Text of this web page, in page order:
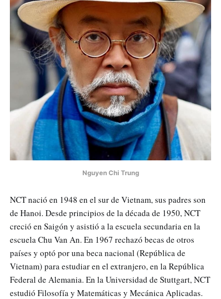
Nguyen Chi Trung
NCT nació en 1948 en el sur de Vietnam, sus padres son
de Hanoi. Desde principios de la década de 1950, NCT
creció en Saigón y asistió a la escuela secundaria en la
escuela Chu Van An. En 1967 rechazó becas de otros
países y optó por una beca nacional (República de
Vietnam) para estudiar en el extranjero, en la República
Federal de Alemania. En la Universidad de Stuttgart, NCT
estudió Filosofía y Matemáticas y Mecánica Aplicadas.